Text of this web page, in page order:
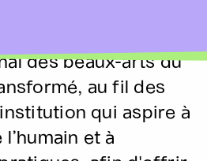
des beaux-arts du
au fil des
qui aspire à
et à